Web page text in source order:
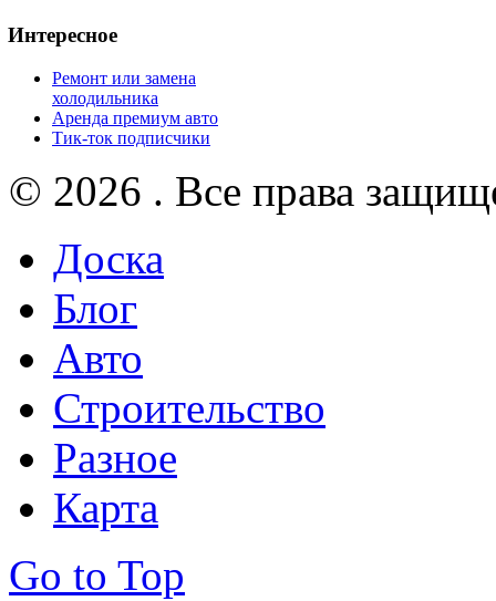
Интересное
Ремонт или замена
холодильника
Аренда премиум авто
Тик-ток подписчики
© 2026 . Все права
Доска
Блог
Авто
Строительство
Разное
Карта
Go to Top